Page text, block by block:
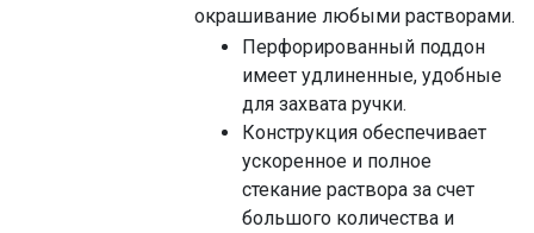
окрашивание любыми растворами.
Перфорированный поддон
имеет удлиненные, удобные
для захвата ручки.
Конструкция обеспечивает
ускоренное и полное
стекание раствора за счет
большого количества и